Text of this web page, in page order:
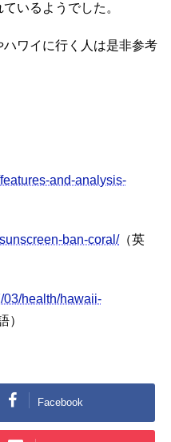
いるようでした。
ワイに行く人は是非参考
and-analysis-
ban-coral/（英
03/health/hawaii-
）
Facebook